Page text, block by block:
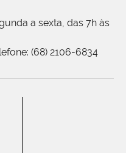
a sexta, das 7h às
(68) 2106-6834